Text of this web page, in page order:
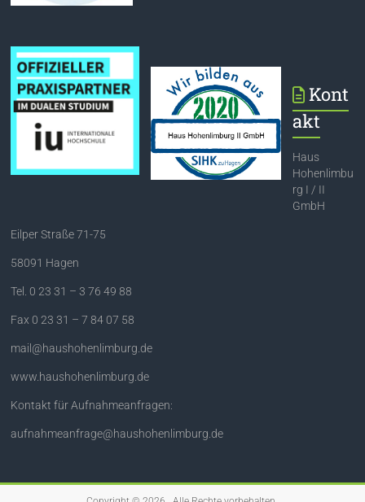
Kont
akt
Haus
Hohenlimbu
rg I / II
GmbH
Eilper Straße 71-75
58091 Hagen
Tel. 0 23 31 – 3 76 49 88
Fax 0 23 31 – 7 84 07 58
mail@haushohenlimburg.de
www.haushohenlimburg.de
Kontakt für Aufnahmeanfragen:
aufnahmeanfrage@haushohenlimburg.de